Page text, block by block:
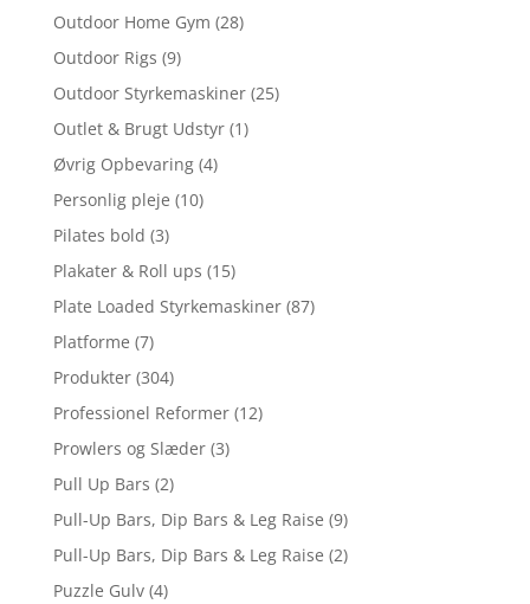
Outdoor Home Gym (28)
Outdoor Rigs (9)
Outdoor Styrkemaskiner (25)
Outlet & Brugt Udstyr (1)
Øvrig Opbevaring (4)
Personlig pleje (10)
Pilates bold (3)
Plakater & Roll ups (15)
Plate Loaded Styrkemaskiner (87)
Platforme (7)
Produkter (304)
Professionel Reformer (12)
Prowlers og Slæder (3)
Pull Up Bars (2)
Pull-Up Bars, Dip Bars & Leg Raise (9)
Pull-Up Bars, Dip Bars & Leg Raise (2)
Puzzle Gulv (4)